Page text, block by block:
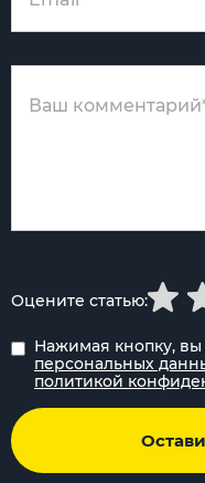
Нажимая кнопку,
персональных
политикой
Оцените статью: